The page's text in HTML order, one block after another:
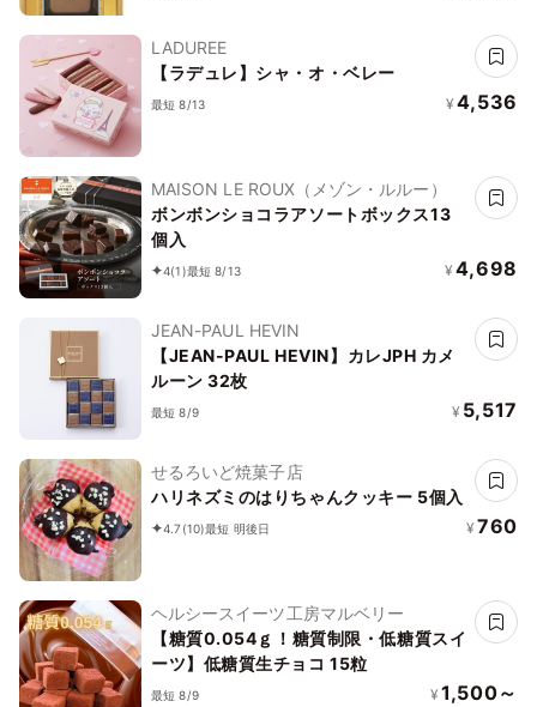
LADUREE
【ラデュレ】シャ・オ・ベレー
最短 8/13 ¥ 4,536
MAISON LE ROUX（メゾン・ルルー）
ボンボンショコラアソートボックス13
個入
4(1)最短 8/13 ¥ 4,698
JEAN-PAUL HEVIN
【JEAN-PAUL HEVIN】カレJPH カメ
ルーン 32枚
最短 8/9 ¥ 5,517
せるろいど焼菓子店
ハリネズミのはりちゃんクッキー 5個入
4.7 (10)最短 明後日 ¥ 760
ヘルシースイーツ工房マルベリー
【糖質0.054ｇ！糖質制限・低糖質スイ
ーツ】低糖質生チョコ 15粒
最短 8/9 ¥ 1,500～